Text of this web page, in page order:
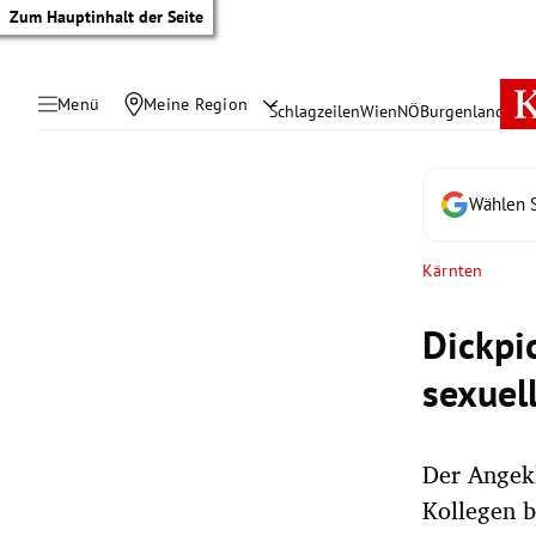
Zum Hauptinhalt der Seite
Menü Meine Region SchlagzeilenWienNÖBurgenland
Wählen
Kärnten
Der
Kollegen